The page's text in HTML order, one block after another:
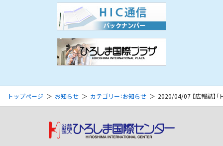
トップページ お知らせ カテゴリー：お知らせ 2020/04/07 【広報誌】